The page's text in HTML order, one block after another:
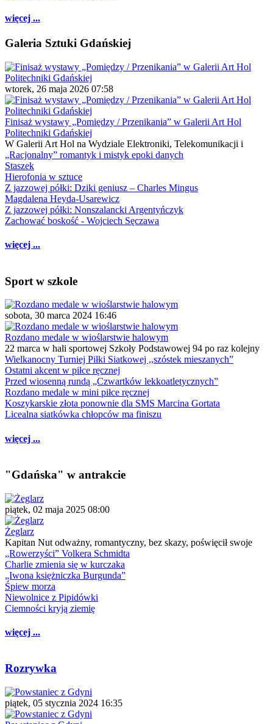
więcej ...
Galeria Sztuki Gdańskiej
wtorek, 26 maja 2026 07:58
Finisaż wystawy „Pomiędzy / Przenikania” w Galerii Art Hol
Politechniki Gdańskiej
W Galerii Art Hol na Wydziale Elektroniki, Telekomunikacji i
„Racjonalny” romantyk i mistyk epoki danych
Staszek
Hierofonia w sztuce
Z jazzowej półki: Dziki geniusz – Charles Mingus
Magdalena Heyda-Usarewicz
Z jazzowej półki: Nonszalancki Argentyńczyk
Zachować boskość - Wojciech Sęczawa
więcej ...
Sport w szkole
sobota, 30 marca 2024 16:46
Rozdano medale w wioślarstwie halowym
22 marca w hali sportowej Szkoły Podstawowej 94 po raz kolejny
Wielkanocny Turniej Piłki Siatkowej ,,szóstek mieszanych”
Ostatni akcent w piłce ręcznej
Przed wiosenną rundą „Czwartków lekkoatletycznych”
Rozdano medale w mini piłce ręcznej
Koszykarskie złota ponownie dla SMS Marcina Gortata
Licealna siatkówka chłopców ma finiszu
więcej ...
"Gdańska" w antrakcie
piątek, 02 maja 2025 08:00
Żeglarz
Kapitan Nut odważny, romantyczny, bez skazy, poświęcił swoje
„Rowerzyści” Volkera Schmidta
Charlie zmienia się w kurczaka
„Iwona księżniczka Burgunda”
Śpiew morza
Niewolnice z Pipidówki
Ciemności kryją ziemię
więcej ...
Rozrywka
piątek, 05 stycznia 2024 16:35